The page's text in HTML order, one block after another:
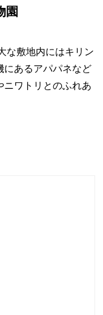
園
な敷地内にはキリン
にあるアパパネなど
ニワトリとのふれあ